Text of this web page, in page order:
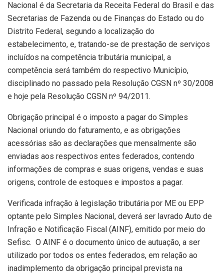
Nacional é da Secretaria da Receita Federal do Brasil e das
Secretarias de Fazenda ou de Finanças do Estado ou do
Distrito Federal, segundo a localização do
estabelecimento, e, tratando-se de prestação de serviços
incluídos na competência tributária municipal, a
competência será também do respectivo Município,
disciplinado no passado pela Resolução CGSN nº 30/2008
e hoje pela Resolução CGSN nº 94/2011.
Obrigação principal é o imposto a pagar do Simples
Nacional oriundo do faturamento, e as obrigações
acessórias são as declarações que mensalmente são
enviadas aos respectivos entes federados, contendo
informações de compras e suas origens, vendas e suas
origens, controle de estoques e impostos a pagar.
Verificada infração à legislação tributária por ME ou EPP
optante pelo Simples Nacional, deverá ser lavrado Auto de
Infração e Notificação Fiscal (AINF), emitido por meio do
Sefisc. O AINF é o documento único de autuação, a ser
utilizado por todos os entes federados, em relação ao
inadimplemento da obrigação principal prevista na